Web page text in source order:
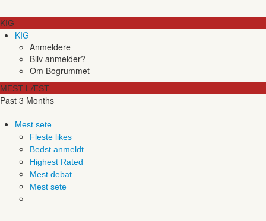
KIG
KIG
Anmeldere
Bliv anmelder?
Om Bogrummet
MEST LÆST
Past 3 Months
Mest sete
Fleste likes
Bedst anmeldt
Highest Rated
Mest debat
Mest sete